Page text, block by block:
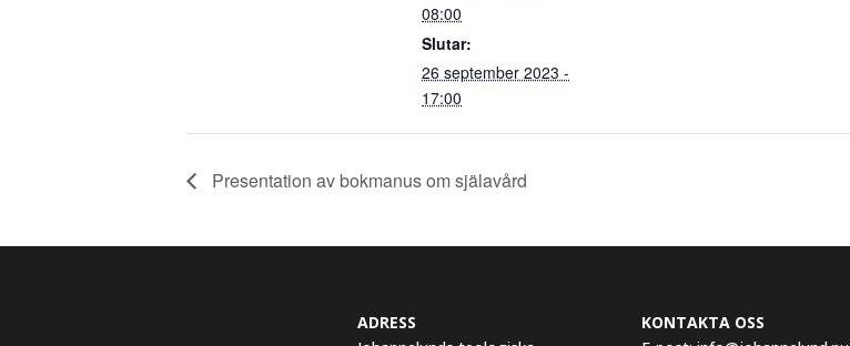
08:00
Slutar:
26 september 2023 -
17:00
Presentation av bokmanus om själavård
ADRESS
KONTAKTA OSS